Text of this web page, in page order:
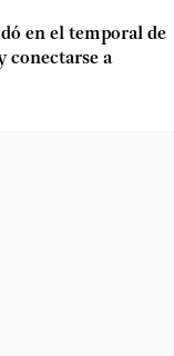
en el temporal de
conectarse a